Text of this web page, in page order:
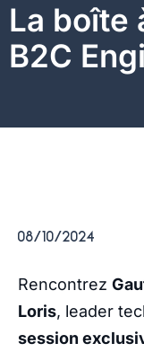
La boîte
B2C
08/10/2024
Rencontrez
Loris, leader
session